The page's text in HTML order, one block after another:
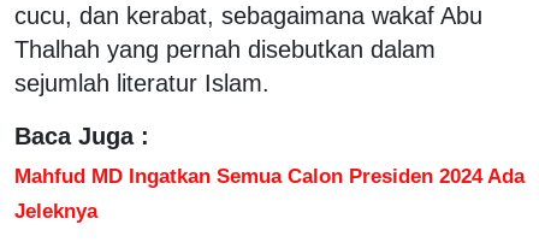
cucu, dan kerabat, sebagaimana wakaf Abu
Thalhah yang pernah disebutkan dalam
sejumlah literatur Islam.
Baca Juga :
Mahfud MD Ingatkan Semua Calon Presiden 2024 Ada
Jeleknya